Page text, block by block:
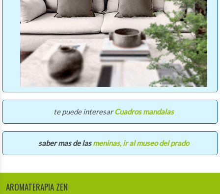
te puede interesarCuadros mandalas
​saber mas de lasmeninas, ir al museo del prado
AROMATERAPIA ZEN